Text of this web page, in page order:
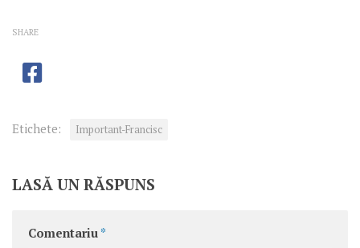
SHARE
Etichete: Important-Francisc
LASĂ UN RĂSPUNS
Comentariu *